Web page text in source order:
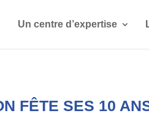
Un centre d’expertise
FÊTE SES 10